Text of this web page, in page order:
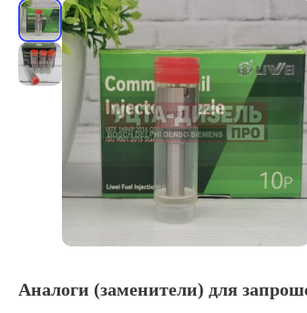
Аналоги (заменители) для